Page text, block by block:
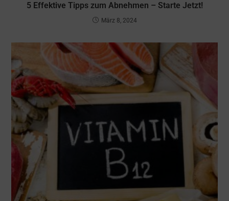
5 Effektive Tipps zum Abnehmen – Starte Jetzt!
März 8, 2024